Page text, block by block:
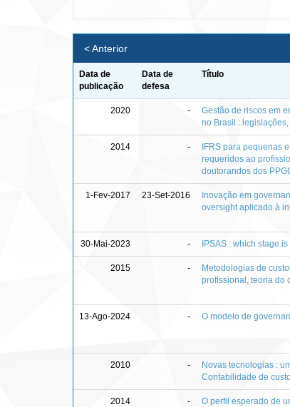
< Anterior
Data de
publicação
Data de
defesa
Título
2020 -
Gestão de riscos em
no Brasil :
2014 -
IFRS para pequenas
requeridos ao
doutorandos dos
1-Fev-2017 23-Set-2016
Inovação em
oversight aplicado à
30-Mai-2023 - IPSAS : which stage
2015 -
Metodologias de
profissional, teoria do
13-Ago-2024 - O modelo de
2010 -
Novas tecnologias :
Contabilidade de
2014 -
O perfil esperado de